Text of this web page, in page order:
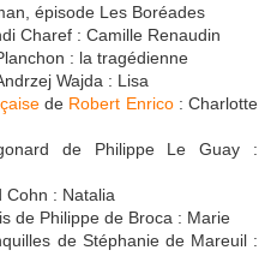
épisode Les Boréades
Charef : Camille Renaudin
: la tragédienne
Wajda : Lisa
de Robert Enrico: Charlotte
de Philippe Le Guay :
Cohn : Natalia
de Philippe de Broca : Marie
de Stéphanie de Mareuil :